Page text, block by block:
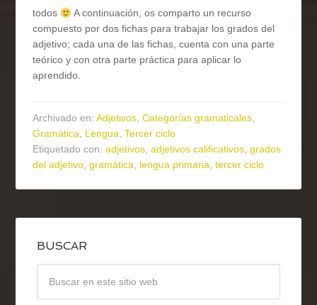
todos
A continuación, os comparto un recurso
compuesto por dos fichas para trabajar los grados del
adjetivo; cada una de las fichas, cuenta con una parte
teórico y con otra parte práctica para aplicar lo
aprendido.
Archivado en:Adjetivos,Categorías gramaticales,
Gramática, Lengua,Tercer ciclo
Etiquetado con:adjetivos,adjetivos calificativos,grados
del adjetivo,gramática, lengua primaria,tercer ciclo
BUSCAR